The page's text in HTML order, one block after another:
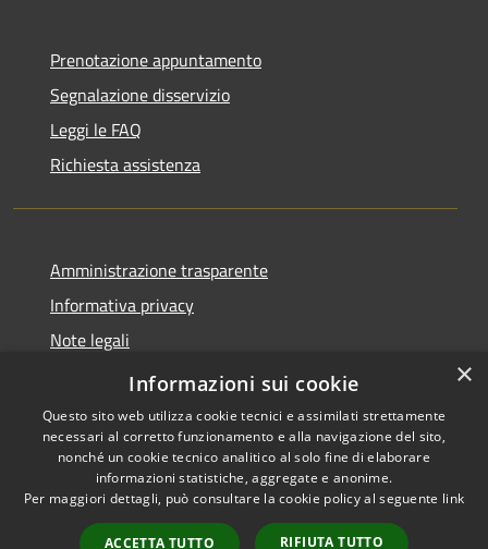
Prenotazione appuntamento
Segnalazione disservizio
Leggi le FAQ
Richiesta assistenza
Amministrazione trasparente
Informativa privacy
Note legali
Dichiarazione di accessibilità
Accessibilità
Copyright © 2026 • Comune di
Taino • Powered by
Municipium• Accesso
×
Informazioni sui cookie
Questo sito web utilizza cookie tecnici e assimilati strettamente
necessari al corretto funzionamento e alla navigazione del sito,
nonché un cookie tecnico analitico al solo fine di elaborare
informazioni statistiche, aggregate e anonime.
Per maggiori dettagli, può consultare la cookie policy al seguente link
ACCETTA TUTTO RIFIUTA TUTTO